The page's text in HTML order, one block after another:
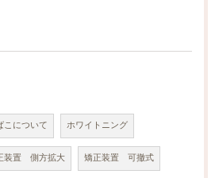
こについて ホワイトニング
装置 側方拡大 矯正装置 可撤式